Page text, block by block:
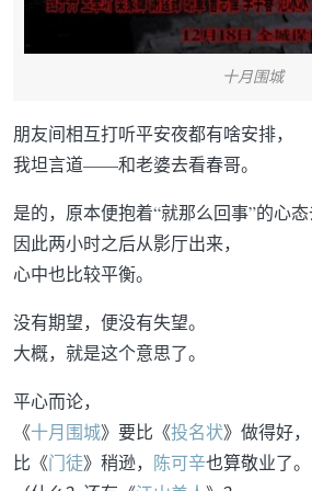
十月围城
朋友间相互打听平安夜都有啥安排，
我坦言道——和老婆去看春哥。
是的，原本便抱着“就那么回事”的心
因此两小时之后从影厅出来，
心中也比较平衡。
没有期望，便没有失望。
大概，就是这个意思了。
平心而论，
《十月围城》要比《投名状》做得好，
比《门徒》稍逊， 陈可辛也算敬业了。